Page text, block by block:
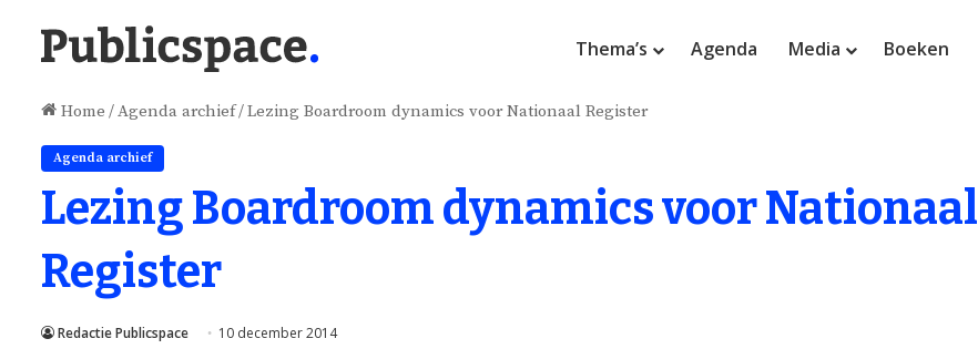
Thema’s Agenda Media Boeken
Home /Agenda archief/Lezing Boardroom dynamics voor Nationaal Register
Agenda archief
Lezing Boardroom dynamics voor Nationaal
Register
Redactie Publicspace 10 december 2014